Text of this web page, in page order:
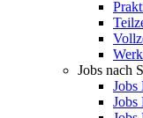
Jobs nach
Jobs
Jobs